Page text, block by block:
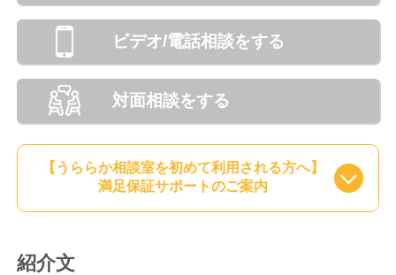
ビデオ/電話相談をする
対面相談をする
【うららか相談室を初めて利用される方へ】
満足保証サポートのご案内
紹介文